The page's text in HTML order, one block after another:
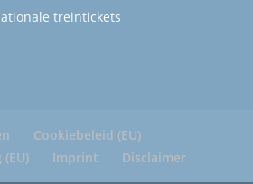
treintickets
Cookiebeleid (EU)
Imprint Disclaimer